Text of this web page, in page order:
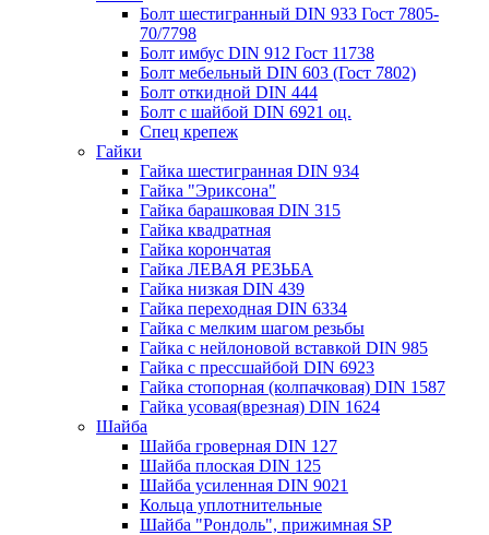
Болт шестигранный DIN 933 Гост 7805-
70/7798
Болт имбус DIN 912 Гост 11738
Болт мебельный DIN 603 (Гост 7802)
Болт откидной DIN 444
Болт с шайбой DIN 6921 оц.
Спец крепеж
Гайки
Гайка шестигранная DIN 934
Гайка "Эриксона"
Гайка барашковая DIN 315
Гайка квадратная
Гайка корончатая
Гайка ЛЕВАЯ РЕЗЬБА
Гайка низкая DIN 439
Гайка переходная DIN 6334
Гайка с мелким шагом резьбы
Гайка с нейлоновой вставкой DIN 985
Гайка с прессшайбой DIN 6923
Гайка стопорная (колпачковая) DIN 1587
Гайка усовая(врезная) DIN 1624
Шайба
Шайба гроверная DIN 127
Шайба плоская DIN 125
Шайба усиленная DIN 9021
Кольца уплотнительные
Шайба "Рондоль", прижимная SP